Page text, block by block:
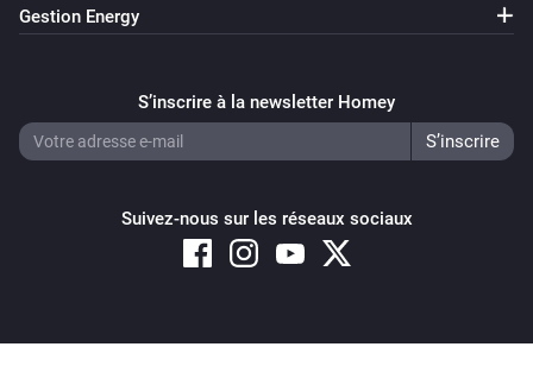
Gestion Energy
S’inscrire à la newsletter Homey
Suivez-nous sur les réseaux sociaux